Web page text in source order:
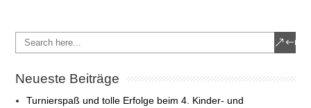
Neueste Beiträge
Turnierspaß und tolle Erfolge beim 4. Kinder- und